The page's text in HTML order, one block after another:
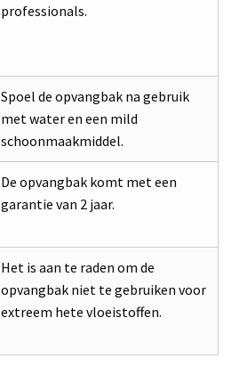
professionals.
Spoel de opvangbak na gebruik
met water en een mild
schoonmaakmiddel.
De opvangbak komt met een
garantie van 2 jaar.
Het is aan te raden om de
opvangbak niet te gebruiken voor
extreem hete vloeistoffen.